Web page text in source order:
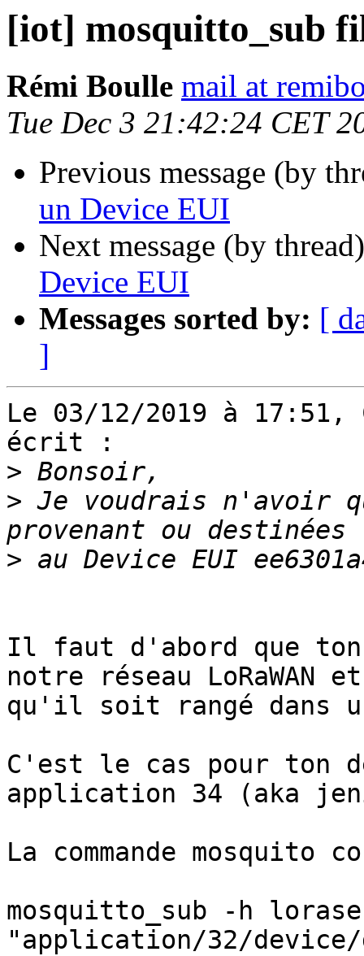
[iot] mosquitto_sub
Rémi Boulle mail at
Tue Dec 3 21:42:24 CET
Previous message (by
un Device EUI
Next message (by
Device EUI
Messages sorted by: [
]
Le 03/12/2019 à
écrit :
>
> Je voudrais n'avoir
>
Il faut d'abord que
notre réseau LoRaWAN
qu'il soit rangé dans
C'est le cas pour ton
application 34 (aka
La commande mosquito
mosquitto_sub -h
"application/32/device/